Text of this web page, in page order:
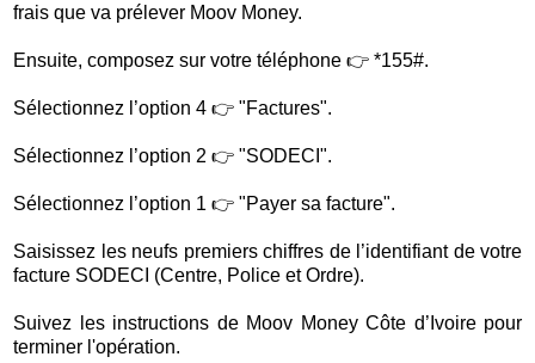
frais que va prélever Moov Money.
Ensuite, composez sur votre téléphone 👉 *155#.
Sélectionnez l’option 4 👉 "Factures".
Sélectionnez l’option 2 👉 "SODECI".
Sélectionnez l’option 1 👉 "Payer sa facture".
Saisissez les neufs premiers chiffres de l’identifiant de votre
facture SODECI (Centre, Police et Ordre).
Suivez les instructions de Moov Money Côte d’Ivoire pour
terminer l'opération.